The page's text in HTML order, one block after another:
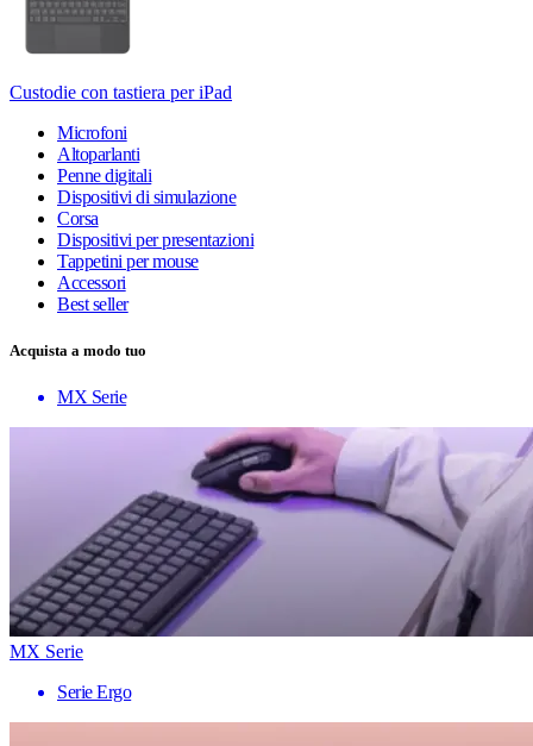
Custodie con tastiera per iPad
Microfoni
Altoparlanti
Penne digitali
Dispositivi di simulazione
Corsa
Dispositivi per presentazioni
Tappetini per mouse
Accessori
Best seller
Acquista a modo tuo
MX Serie
MX Serie
Serie Ergo